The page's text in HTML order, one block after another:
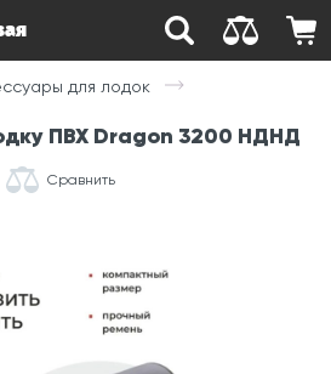
для лодок
ПВХ Dragon 3200 НДНД
Сравнить